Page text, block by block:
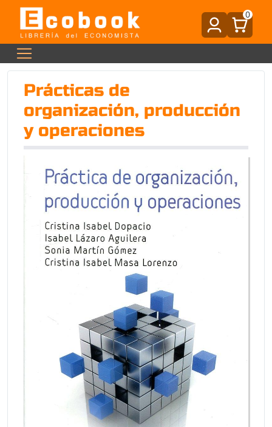
0
Prácticas de
organización, producción
y operaciones